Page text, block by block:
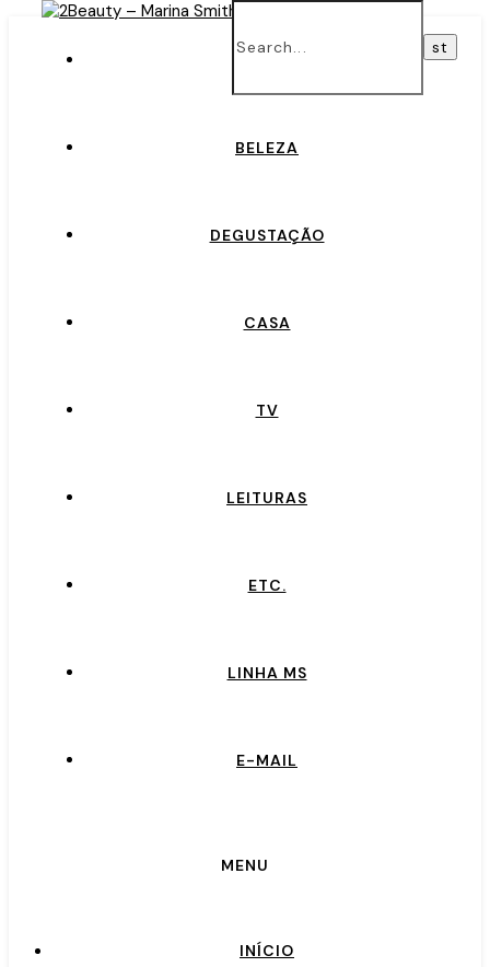
BELEZA
DEGUSTAÇÃO
CASA
TV
LEITURAS
ETC.
LINHA MS
E-MAIL
MENU
INÍCIO